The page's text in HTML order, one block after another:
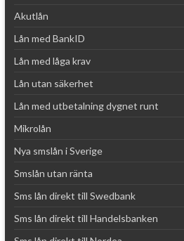
Akutlån
Lån med BankID
Lån med låga krav
Lån utan säkerhet
Lån med utbetalning dygnet runt
Mikrolån
Nya smslån i Sverige
Smslån utan ränta
Sms lån direkt till Swedbank
Sms lån direkt till Handelsbanken